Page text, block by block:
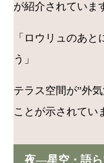
が紹介されていま
「ロウリュのあ
う」
テラス空間が”外
ことが示されてい
夜―星空・語ら